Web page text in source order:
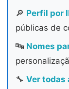
🔎 Perfil por
públicas de
🔤 Nomes
🔧 Ver todas